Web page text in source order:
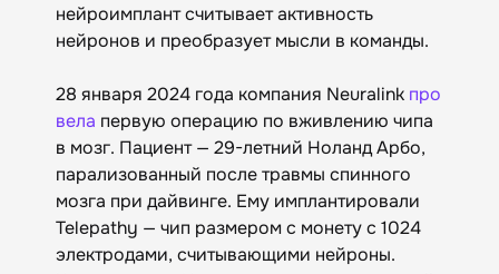
нейроимплант считывает активность
нейронов и преобразует мысли в команды.
28 января 2024 года компания Neuralink про
вела первую операцию по вживлению чипа
в мозг. Пациент — 29-летний Ноланд Арбо,
парализованный после травмы спинного
мозга при дайвинге. Ему имплантировали
Telepathy — чип размером с монету с 1024
электродами, считывающими нейроны.